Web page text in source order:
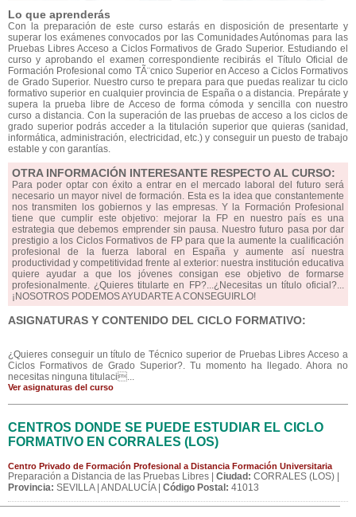
Lo que aprenderás
Con la preparación de este curso estarás en disposición de presentarte y
superar los exámenes convocados por las Comunidades Autónomas para las
Pruebas Libres Acceso a Ciclos Formativos de Grado Superior. Estudiando el
curso y aprobando el examen correspondiente recibirás el Título Oficial de
Formación Profesional como TÃ¨cnico Superior en Acceso a Ciclos Formativos
de Grado Superior. Nuestro curso te prepara para que puedas realizar tu ciclo
formativo superior en cualquier provincia de España o a distancia. Prepárate y
supera la prueba libre de Acceso de forma cómoda y sencilla con nuestro
curso a distancia. Con la superación de las pruebas de acceso a los ciclos de
grado superior podrás acceder a la titulación superior que quieras (sanidad,
informática, administración, electricidad, etc.) y conseguir un puesto de trabajo
estable y con garantías.
OTRA INFORMACIÓN INTERESANTE RESPECTO AL CURSO:
Para poder optar con éxito a entrar en el mercado laboral del futuro será
necesario un mayor nivel de formación. Esta es la idea que constantemente
nos transmiten los gobiernos y las empresas. Y la Formación Profesional
tiene que cumplir este objetivo: mejorar la FP en nuestro país es una
estrategia que debemos emprender sin pausa. Nuestro futuro pasa por dar
prestigio a los Ciclos Formativos de FP para que la aumente la cualificación
profesional de la fuerza laboral en España y aumente así nuestra
productividad y competitividad frente al exterior: nuestra institución educativa
quiere ayudar a que los jóvenes consigan ese objetivo de formarse
profesionalmente. ¿Quieres titularte en FP?...¿Necesitas un título oficial?...
¡NOSOTROS PODEMOS AYUDARTE A CONSEGUIRLO!
ASIGNATURAS Y CONTENIDO DEL CICLO FORMATIVO:
¿Quieres conseguir un título de Técnico superior de Pruebas Libres Acceso a
Ciclos Formativos de Grado Superior?. Tu momento ha llegado. Ahora no
necesitas ninguna titulaci...
Ver asignaturas del curso
CENTROS DONDE SE PUEDE ESTUDIAR EL CICLO
FORMATIVO EN CORRALES (LOS)
Centro Privado de Formación Profesional a Distancia Formación Universitaria
Preparación a Distancia de las Pruebas Libres | Ciudad: CORRALES (LOS) |
Provincia: SEVILLA | ANDALUCÍA | Código Postal: 41013